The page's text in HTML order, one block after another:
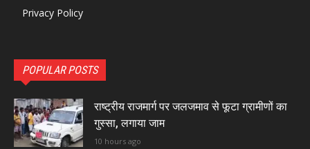
Privacy Policy
POPULAR POSTS
राष्ट्रीय राजमार्ग पर जलजमाव से फूटा ग्रामीणों का
गुस्सा, लगाया जाम
10 hours ago